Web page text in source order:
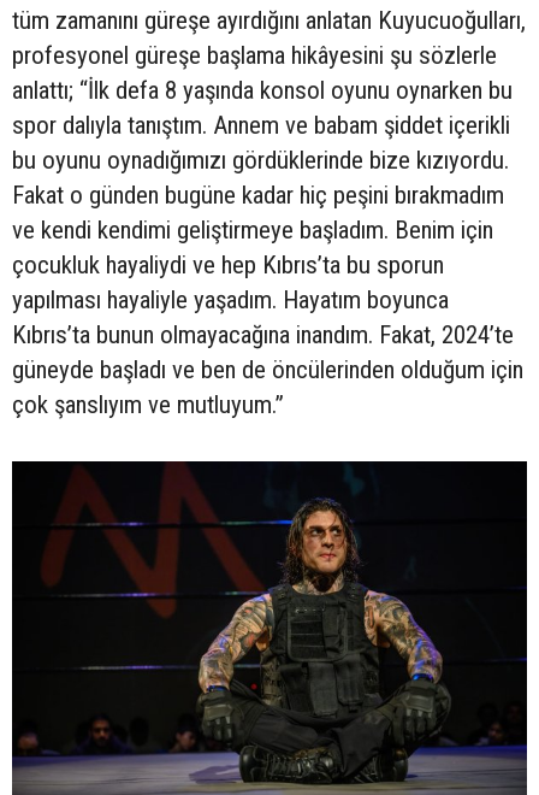
tüm zamanını güreşe ayırdığını anlatan Kuyucuoğulları,
profesyonel güreşe başlama hikâyesini şu sözlerle
anlattı; “İlk defa 8 yaşında konsol oyunu oynarken bu
spor dalıyla tanıştım. Annem ve babam şiddet içerikli
bu oyunu oynadığımızı gördüklerinde bize kızıyordu.
Fakat o günden bugüne kadar hiç peşini bırakmadım
ve kendi kendimi geliştirmeye başladım. Benim için
çocukluk hayaliydi ve hep Kıbrıs’ta bu sporun
yapılması hayaliyle yaşadım. Hayatım boyunca
Kıbrıs’ta bunun olmayacağına inandım. Fakat, 2024’te
güneyde başladı ve ben de öncülerinden olduğum için
çok şanslıyım ve mutluyum.”